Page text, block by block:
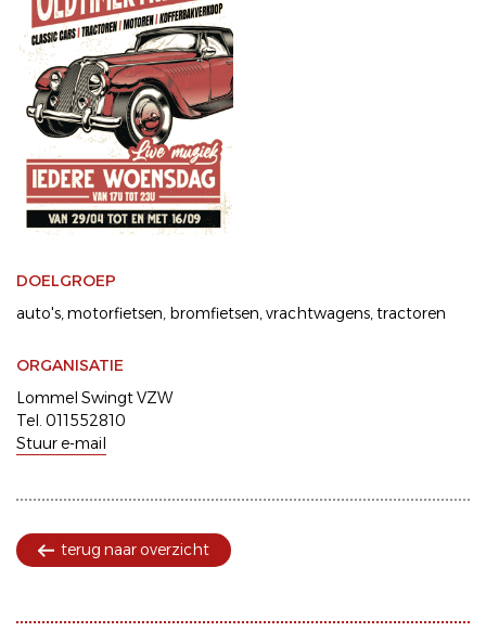
DOELGROEP
auto's motorfietsen bromfietsen vrachtwagens tractoren
ORGANISATIE
Lommel Swingt VZW
Tel. 011552810
Stuur e-mail
terug naar overzicht